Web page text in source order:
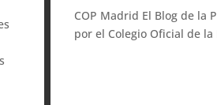
COP Madrid El Blog de la
por el Colegio Oficial de la